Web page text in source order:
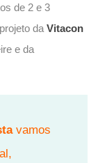
de 2 e 3
da Vitacon
e da
vamos